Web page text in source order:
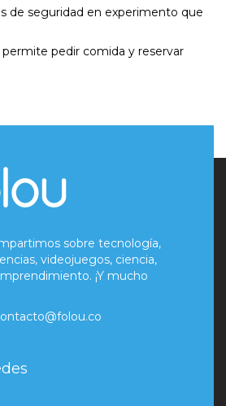
de seguridad en experimento que
pedir comida y reservar
sobre tecnología,
videojuegos, ciencia,
¡Y mucho